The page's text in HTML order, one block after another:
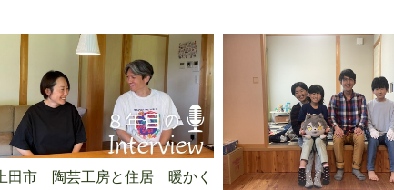
上田市 陶芸工房と住居 暖かく